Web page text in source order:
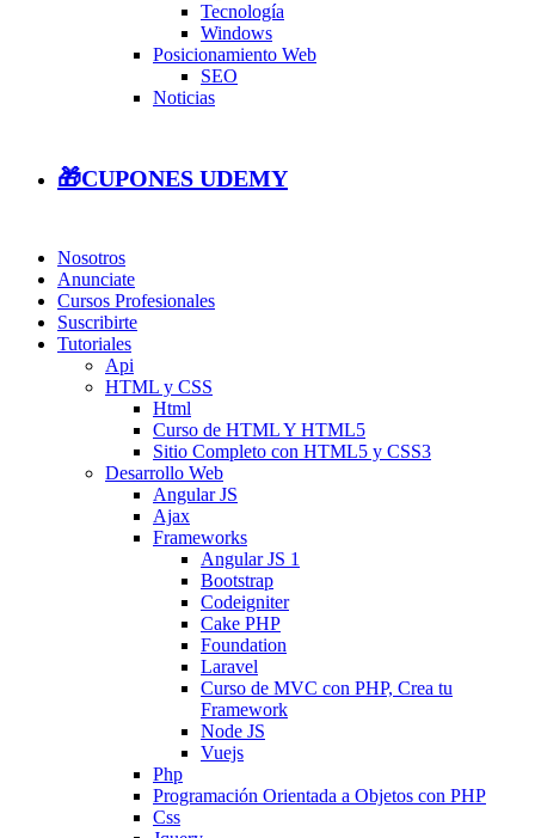
Tecnología
Windows
Posicionamiento Web
SEO
Noticias
🎁CUPONES UDEMY
Nosotros
Anunciate
Cursos Profesionales
Suscribirte
Tutoriales
Api
HTML y CSS
Html
Curso de HTML Y HTML5
Sitio Completo con HTML5 y CSS3
Desarrollo Web
Angular JS
Ajax
Frameworks
Angular JS 1
Bootstrap
Codeigniter
Cake PHP
Foundation
Laravel
Curso de MVC con PHP, Crea tu
Framework
Node JS
Vuejs
Php
Programación Orientada a Objetos con PHP
Css